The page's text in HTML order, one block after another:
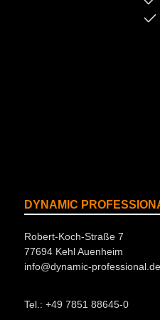
DYNAMIC
Robert-Koch-Straße 7
77694 Kehl Auenheim
info@dynamic-professional.de
Tel.: +49 7851 88645-0